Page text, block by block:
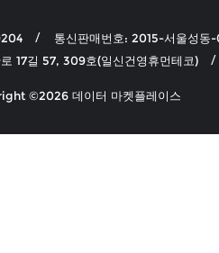
통신판매번호: 2015-서울성
17길 57, 309호(일신건영휴먼테코)
©2026 데이터 마켓플레이스